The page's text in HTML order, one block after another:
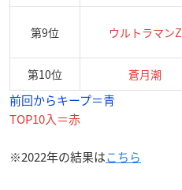
第9位 ウルトラマンZ
第10位 蒼月潮
前回からキープ＝青
TOP10入＝赤
※2022年の結果はこちら